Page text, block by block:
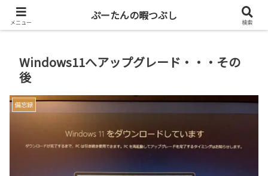
共働き二人暮らしを楽しもう
Windows11へアップグレード・・・その
後
備忘録
メニュー
ぷーたんの暇つぶし
検索